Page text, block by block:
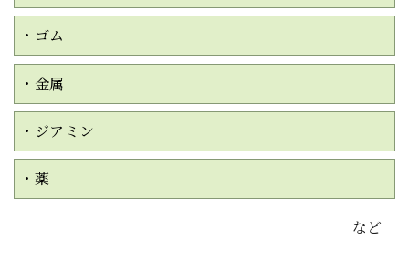
・ゴム
・金属
・ジアミン
・薬
など